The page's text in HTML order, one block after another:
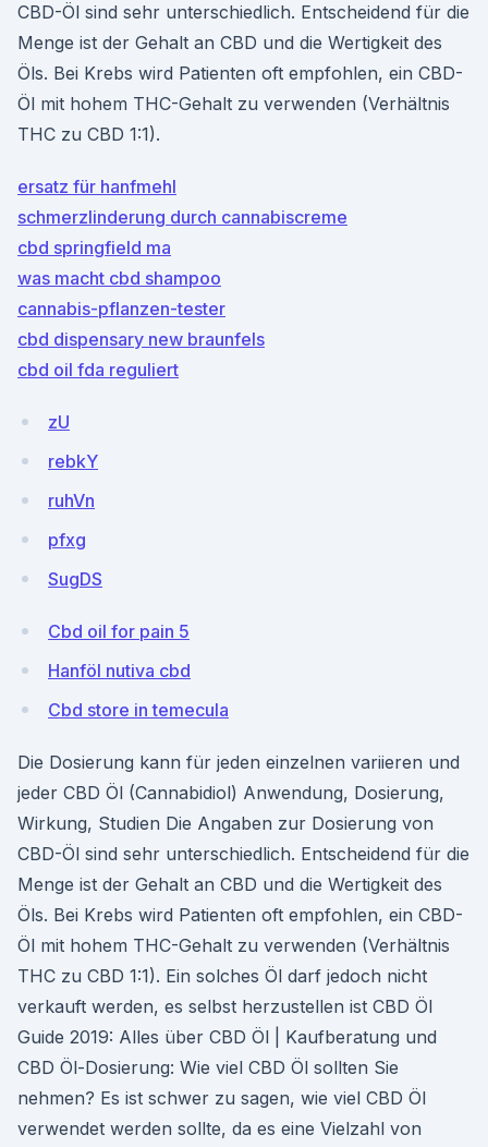
CBD-Öl sind sehr unterschiedlich. Entscheidend für die
Menge ist der Gehalt an CBD und die Wertigkeit des
Öls. Bei Krebs wird Patienten oft empfohlen, ein CBD-
Öl mit hohem THC-Gehalt zu verwenden (Verhältnis
THC zu CBD 1:1).
ersatz für hanfmehl
schmerzlinderung durch cannabiscreme
cbd springfield ma
was macht cbd shampoo
cannabis-pflanzen-tester
cbd dispensary new braunfels
cbd oil fda reguliert
zU
rebkY
ruhVn
pfxg
SugDS
Cbd oil for pain 5
Hanföl nutiva cbd
Cbd store in temecula
Die Dosierung kann für jeden einzelnen variieren und
jeder CBD Öl (Cannabidiol) Anwendung, Dosierung,
Wirkung, Studien Die Angaben zur Dosierung von
CBD-Öl sind sehr unterschiedlich. Entscheidend für die
Menge ist der Gehalt an CBD und die Wertigkeit des
Öls. Bei Krebs wird Patienten oft empfohlen, ein CBD-
Öl mit hohem THC-Gehalt zu verwenden (Verhältnis
THC zu CBD 1:1). Ein solches Öl darf jedoch nicht
verkauft werden, es selbst herzustellen ist CBD Öl
Guide 2019: Alles über CBD Öl | Kaufberatung und
CBD Öl-Dosierung: Wie viel CBD Öl sollten Sie
nehmen? Es ist schwer zu sagen, wie viel CBD Öl
verwendet werden sollte, da es eine Vielzahl von